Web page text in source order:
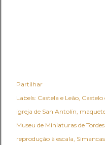
Partilhar
Labels: Castela e Leão Castelo
igreja de San Antolín
Museu de Miniaturas de
reprodução à escala Simancas